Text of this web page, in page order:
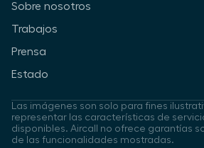
Sobre nosotros
Trabajos
Prensa
Estado
Las imágenes son solo para fines
representar las características de
disponibles. Aircall no ofrece garantías
de las funcionalidades mostradas.